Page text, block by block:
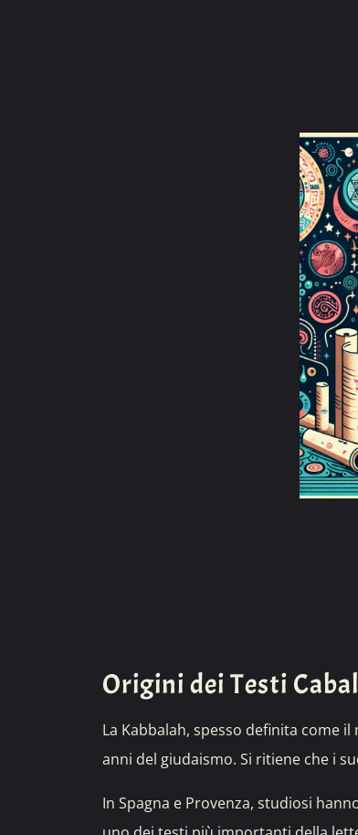
Origini dei Testi
La Kabbalah, spesso definita come
anni del giudaismo. Si ritiene che i
In Spagna e Provenza, studiosi